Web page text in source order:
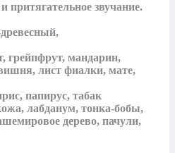
притягательное звучание.
грейпфрут, мандарин,
лист фиалки, мате,
папирус, табак
лабданум, тонка‑бобы,
дерево, пачули,